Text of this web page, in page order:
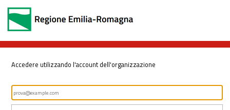
Accedere utilizzando l'account dell'organizzazione